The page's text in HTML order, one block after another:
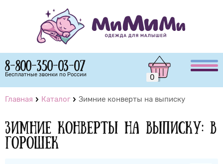
8-800-350-03-07
Бесплатные звонки по России 0
Главная Каталог Зимние конверты на выписку
Зимние конверты на выписку: В
горошек